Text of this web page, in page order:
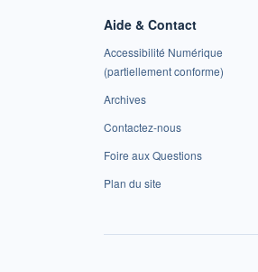
Aide & Contact
Accessibilité Numérique
(partiellement conforme)
Archives
Contactez-nous
Foire aux Questions
Plan du site